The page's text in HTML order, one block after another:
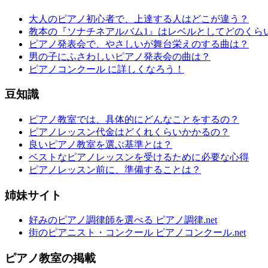
大人のピアノ初心者で、上達する人はどこが違う？
教本の『ソナチネアルバム1』はレベルとしてどのくら
ピアノ発表会で、やさしいが舞台栄えのする曲は？
男の子にふさわしいピアノ発表会の曲は？
ピアノコンクール に詳しくなろう！
豆知識
ピアノ教室では、具体的にどんなことをするの？
ピアノレッスン代金はどくれくらいかかるの？
良いピアノ教室を選ぶ基準とは？
ベストなピアノレッスンを受けるために必要な心得
ピアノレッスン前に、準備することは？
姉妹サイト
好みのピアノ調律師を選べる ピアノ調律.net
街のピアニスト・コンクール ピアノコンクール.net
ピアノ教室の掲載